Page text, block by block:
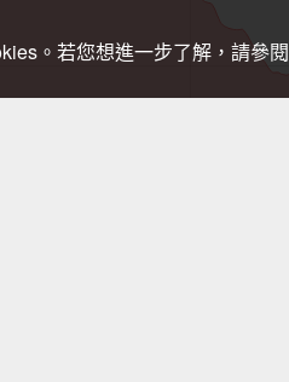
。若您想進一步了解，請參閱